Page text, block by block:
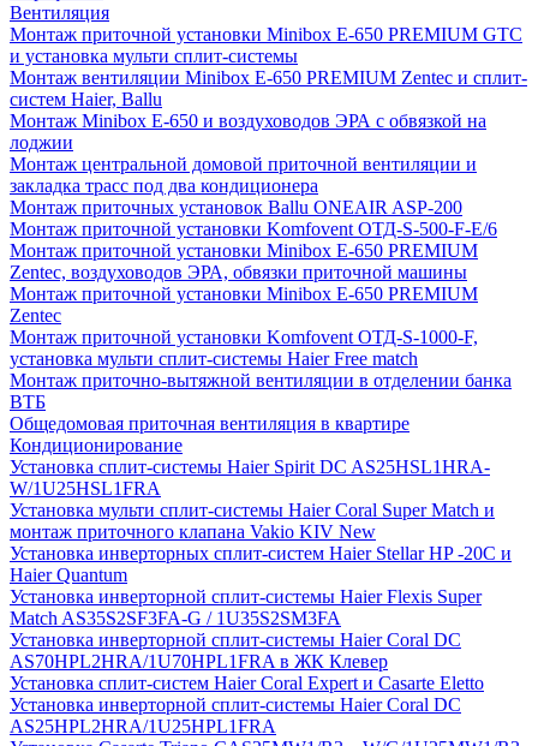
Вентиляция
Монтаж приточной установки Minibox E-650 PREMIUM GTC
и установка мульти сплит-системы
Монтаж вентиляции Minibox E-650 PREMIUM Zentec и сплит-
систем Haier, Ballu
Монтаж Minibox E-650 и воздуховодов ЭРА с обвязкой на
лоджии
Монтаж центральной домовой приточной вентиляции и
закладка трасс под два кондиционера
Монтаж приточных установок Ballu ONEAIR ASP-200
Монтаж приточной установки Komfovent ОТД-S-500-F-E/6
Монтаж приточной установки Minibox E-650 PREMIUM
Zentec, воздуховодов ЭРА, обвязки приточной машины
Монтаж приточной установки Minibox E-650 PREMIUM
Zentec
Монтаж приточной установки Komfovent ОТД-S-1000-F,
установка мульти сплит-системы Haier Free match
Монтаж приточно-вытяжной вентиляции в отделении банка
ВТБ
Общедомовая приточная вентиляция в квартире
Кондиционирование
Установка сплит-системы Haier Spirit DC AS25HSL1HRA-
W/1U25HSL1FRA
Установка мульти сплит-системы Haier Coral Super Match и
монтаж приточного клапана Vakio KIV New
Установка инверторных сплит-систем Haier Stellar HP -20С и
Haier Quantum
Установка инверторной сплит-системы Haier Flexis Super
Match AS35S2SF3FA-G / 1U35S2SM3FA
Установка инверторной сплит-системы Haier Coral DC
AS70HPL2HRA/1U70HPL1FRA в ЖК Клевер
Установка сплит-систем Haier Coral Expert и Casarte Eletto
Установка инверторной сплит-системы Haier Coral DC
AS25HPL2HRA/1U25HPL1FRA